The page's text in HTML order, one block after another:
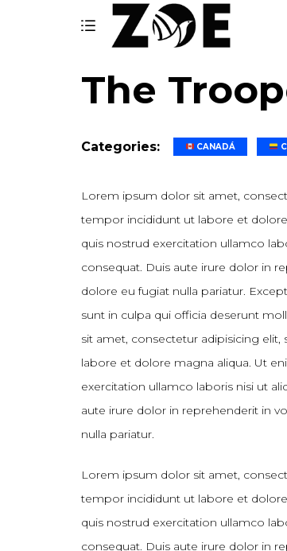
The
Categories: CANADÁ
Lorem ipsum dolor sit amet,
tempor incididunt ut labore et
quis nostrud exercitation ullamco
consequat. Duis aute irure dolor in
dolore eu fugiat nulla pariatur.
sunt in culpa qui officia deserunt
sit amet, consectetur adipisicing
labore et dolore magna aliqua. Ut
exercitation ullamco laboris nisi ut
aute irure dolor in reprehenderit in
nulla pariatur.
Lorem ipsum dolor sit amet,
tempor incididunt ut labore et
quis nostrud exercitation ullamco
consequat. Duis aute irure dolor in